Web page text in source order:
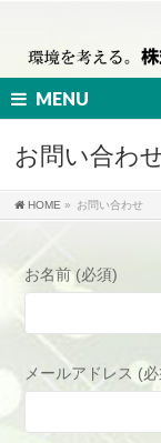
MENU
お問い合わ
HOME » お問い合わせ
お名前 (必須)
メールアドレス (